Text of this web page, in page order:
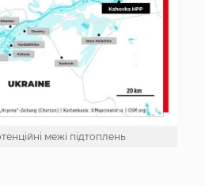
межі підтоплень